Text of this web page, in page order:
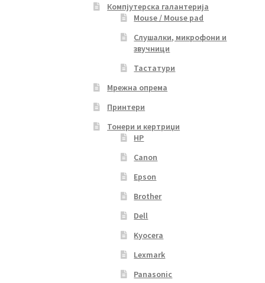
Компјутерска галантерија
Mouse / Mouse pad
Слушалки, микрофони и
звучници
Тастатури
Мрежна опрема
Принтери
Тонери и кертриџи
HP
Canon
Epson
Brother
Dell
Kyocera
Lexmark
Panasonic